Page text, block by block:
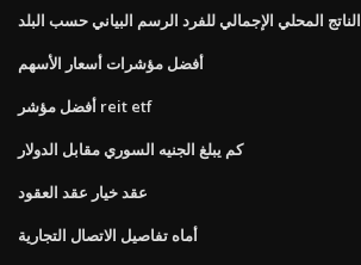
الناتج المحلي الإجمالي للفرد الرسم البياني حسب البلد
أفضل مؤشرات أسعار الأسهم
أفضل مؤشر reit etf
كم يبلغ الجنيه السوري مقابل الدولار
عقد خيار عقد العقود
أماه تفاصيل الاتصال التجارية